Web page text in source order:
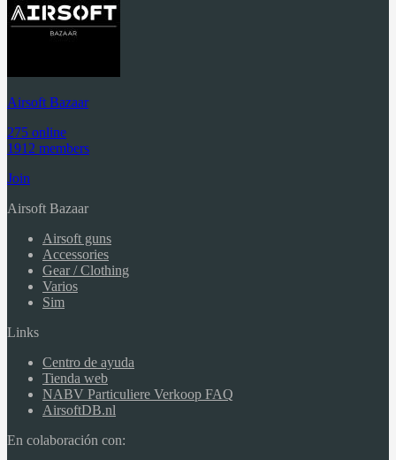
Airsoft Bazaar
275 online
1912 members
Join
Airsoft Bazaar
Airsoft guns
Accessories
Gear / Clothing
Varios
Sim
Links
Centro de ayuda
Tienda web
NABV Particuliere Verkoop FAQ
AirsoftDB.nl
En colaboración con: